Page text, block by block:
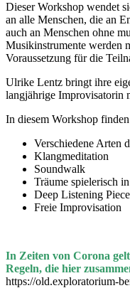
Dieser Workshop wendet
an alle Menschen, die an
auch an Menschen ohne
Musikinstrumente werden
Voraussetzung für die
Ulrike Lentz bringt ihre
langjährige Improvisatorin
In diesem Workshop
Verschiedene Arten
Klangmeditation
Soundwalk
Träume spielerisch
Deep Listening
Freie Improvisation
In Zeiten von Corona
Regeln, die hier
https://old.exploratorium-